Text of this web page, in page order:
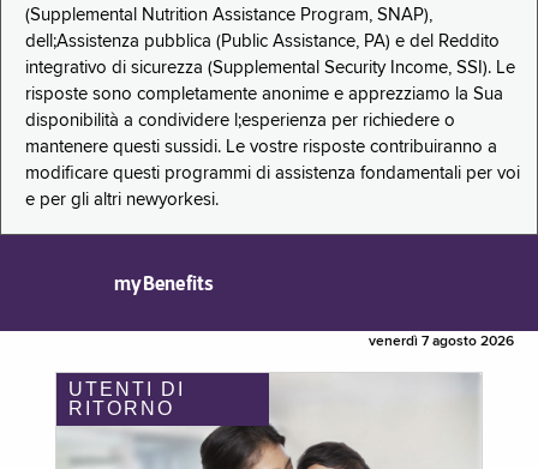
(Supplemental Nutrition Assistance Program, SNAP),
dell;Assistenza pubblica (Public Assistance, PA) e del Reddito
integrativo di sicurezza (Supplemental Security Income, SSI). Le
risposte sono completamente anonime e apprezziamo la Sua
disponibilità a condividere l;esperienza per richiedere o
mantenere questi sussidi. Le vostre risposte contribuiranno a
modificare questi programmi di assistenza fondamentali per voi
e per gli altri newyorkesi.
myBenefits
venerdì 7 agosto 2026
UTENTI DI
RITORNO